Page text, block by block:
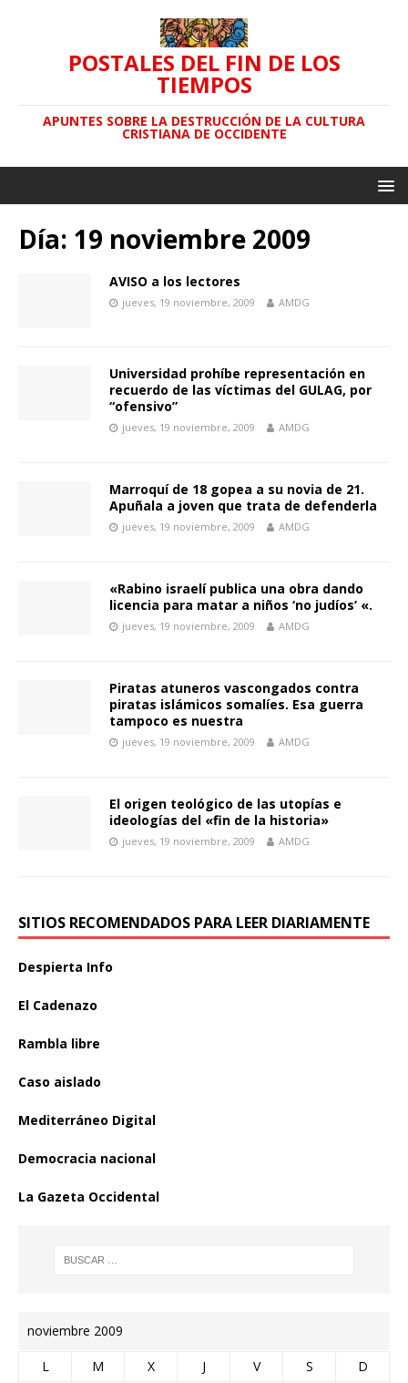
POSTALES DEL FIN DE LOS
TIEMPOS
APUNTES SOBRE LA DESTRUCCIÓN DE LA CULTURA
CRISTIANA DE OCCIDENTE
Día: 19 noviembre 2009
AVISO a los lectores
jueves, 19 noviembre, 2009 AMDG
Universidad prohíbe representación en
recuerdo de las víctimas del GULAG, por
“ofensivo”
jueves, 19 noviembre, 2009 AMDG
Marroquí de 18 gopea a su novia de 21.
Apuñala a joven que trata de defenderla
jueves, 19 noviembre, 2009 AMDG
«Rabino israelí publica una obra dando
licencia para matar a niños ‘no judíos’ «.
jueves, 19 noviembre, 2009 AMDG
Piratas atuneros vascongados contra
piratas islámicos somalíes. Esa guerra
tampoco es nuestra
jueves, 19 noviembre, 2009 AMDG
El origen teológico de las utopías e
ideologías del «fin de la historia»
jueves, 19 noviembre, 2009 AMDG
SITIOS RECOMENDADOS PARA LEER DIARIAMENTE
Despierta Info
El Cadenazo
Rambla libre
Caso aislado
Mediterráneo Digital
Democracia nacional
La Gazeta Occidental
noviembre 2009
L M X J V S D